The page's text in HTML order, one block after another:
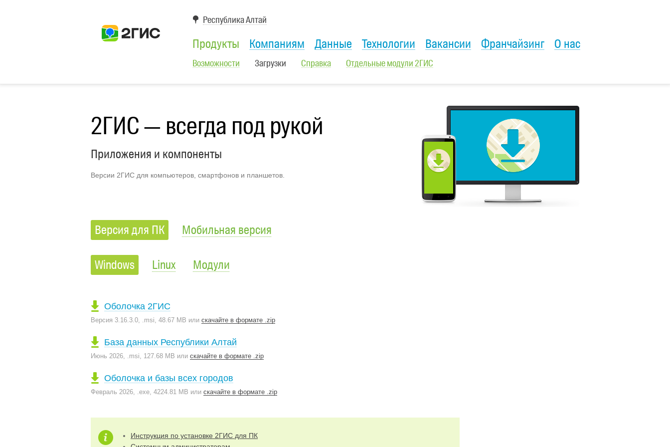
Продукты
Возможности Загрузки Справка Отдельные модули 2ГИС
Компаниям Данные Технологии Вакансии Франчайзинг О нас
Республика Алтай
2ГИС — всегда под рукой
Приложения и компоненты
Версии 2ГИС для компьютеров, смартфонов и планшетов.
Версия для ПК
Windows
Оболочка 2ГИС
Версия 3.16.3.0, .msi, 48.67 MB или скачайте в формате .zip
База данных Республики Алтай
Июнь 2026, .msi, 127.68 MB или скачайте в формате .zip
Оболочка и базы всех городов
Февраль 2026, .exe, 4224.81 MB или скачайте в формате .zip
Инструкция по установке 2ГИС для ПК
Linux Модули
Мобильная версия